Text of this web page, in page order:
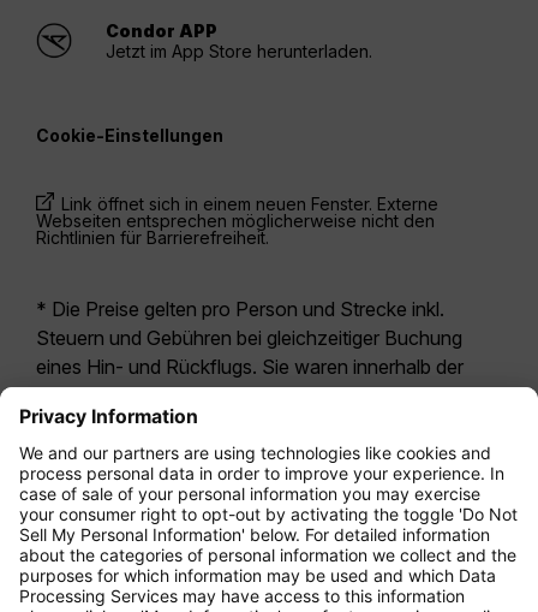
Condor APP
Jetzt im App Store herunterladen.
Cookie-Einstellungen
Link öffnet sich in einem neuen Fenster. Externe
Webseiten entsprechen möglicherweise nicht den
Richtlinien für Barrierefreiheit.
* Die Preise gelten pro Person und Strecke inkl.
Steuern und Gebühren bei gleichzeitiger Buchung
eines Hin- und Rückflugs. Sie waren innerhalb der
möglicherweise nicht mehr aktuell. Bei den für die
Economy Class angegebenen Tarifen handelt es
sich i.d.R. um Economy Zero, unsere restriktivste
Tarifoption. Es können hierfür zusätzliche Gebühren
fürAufgabegepäck oder für andere optionale
Leistungen anfallen. Es gelten dieAllgemeinen
Geschäftsbedingungen .